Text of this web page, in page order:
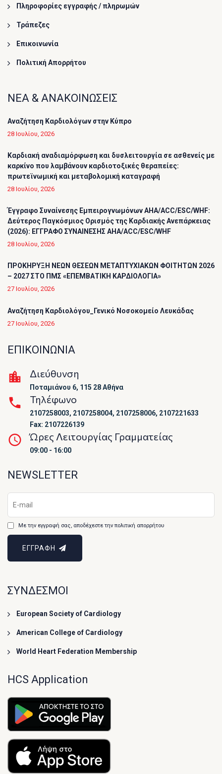
Πληροφορίες εγγραφής / πληρωμών
Τράπεζες
Επικοινωνία
Πολιτική Απορρήτου
ΝΕΑ & ΑΝΑΚΟΙΝΩΣΕΙΣ
Αναζήτηση Καρδιολόγων στην Κύπρο
28 Ιουλίου, 2026
Καρδιακή αναδιαμόρφωση και δυσλειτουργία σε ασθενείς με
καρκίνο που λαμβάνουν καρδιοτοξικές θεραπείες:
πρωτεϊνωμική και μεταβολομική καταγραφή
28 Ιουλίου, 2026
Έγγραφο Συναίνεσης Εμπειρογνωμόνων AHA/ACC/ESC/WHF:
Δεύτερος Παγκόσμιος Ορισμός της Καρδιακής Ανεπάρκειας
(2026): ΕΓΓΡΑΦΟ ΣΥΝΑΙΝΕΣΗΣ AHA/ACC/ESC/WHF
28 Ιουλίου, 2026
ΠΡΟΚΗΡΥΞΗ ΝΕΩΝ ΘΕΣΕΩΝ ΜΕΤΑΠΤΥΧΙΑΚΩΝ ΦΟΙΤΗΤΩΝ 2026
– 2027 ΣΤΟ ΠΜΣ «ΕΠΕΜΒΑΤΙΚΗ ΚΑΡΔΙΟΛΟΓΙΑ»
27 Ιουλίου, 2026
Αναζήτηση Καρδιολόγου_Γενικό Νοσοκομείο Λευκάδας
27 Ιουλίου, 2026
ΕΠΙΚΟΙΝΩΝΙΑ
Διεύθυνση
Ποταμιάνου 6, 115 28 Αθήνα
Τηλέφωνο
2107258003, 2107258004, 2107258006, 2107221633
Fax: 2107226139
Ώρες Λειτουργίας Γραμματείας
09:00 - 16:00
NEWSLETTER
Με την εγγραφή σας, αποδέχεστε την πολιτική απορρήτου
ΕΓΓΡΑΦΗ
ΣΥΝΔΕΣΜΟΙ
European Society of Cardiology
American College of Cardiology
World Heart Federation Membership
HCS Application